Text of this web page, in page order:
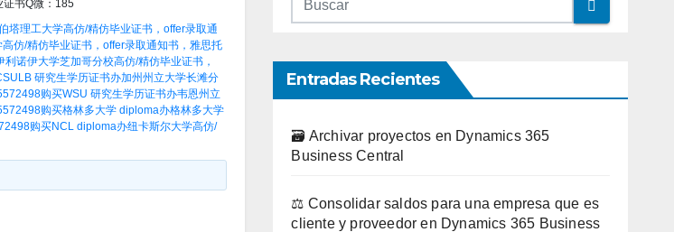
书Q微：185
理工大学高仿/精仿毕业证书，offer录取通
仿/精仿毕业证书，offer录取通知书，雅思托
诺伊大学芝加哥分校高仿/精仿毕业证书，
研究生学历证书办加州州立大学长滩分
购买WSU 研究生学历证书办韦恩州立
购买格林多大学 diploma办格林多大学
购买NCL diploma办纽卡斯尔大学高仿/
Entradas Recientes
🗃️ Archivar proyectos en Dynamics 365
Business Central
⚖️ Consolidar saldos para una empresa que es
cliente y proveedor en Dynamics 365 Business